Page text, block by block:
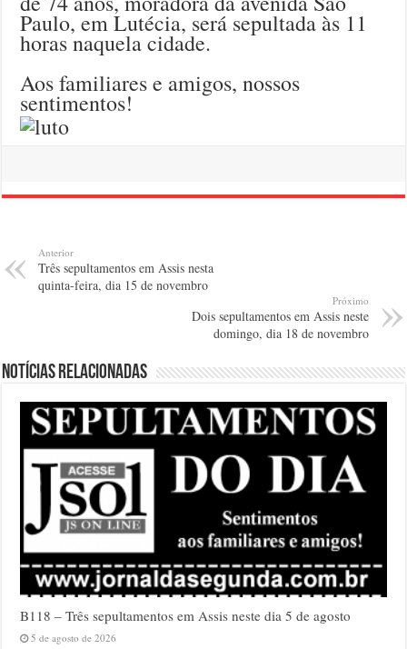
Paulo, em Lutécia, será sepultada às 11
horas naquela cidade.
Aos familiares e amigos, nossos
sentimentos!
Anterior
Três sepultamentos em Assis nesta
quinta-feira, dia 15 de novembro
Próximo
Dois sepultamentos em Assis neste
domingo, dia 18 de novembro
Notícias relacionadas
B118 – Três sepultamentos em Assis neste dia 5 de agosto
5 de agosto de 2026